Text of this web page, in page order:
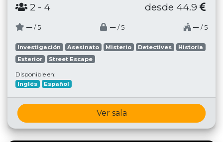
2 - 4 desde 44.9
─ / 5 ─ / 5 ─ / 5
Investigación Asesinato Misterio Detectives
Historia
Exterior
Street Escape
Disponible en:
Inglés Español
Ver sala